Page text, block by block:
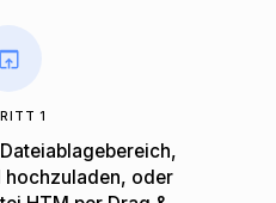
1
hochzuladen, oder